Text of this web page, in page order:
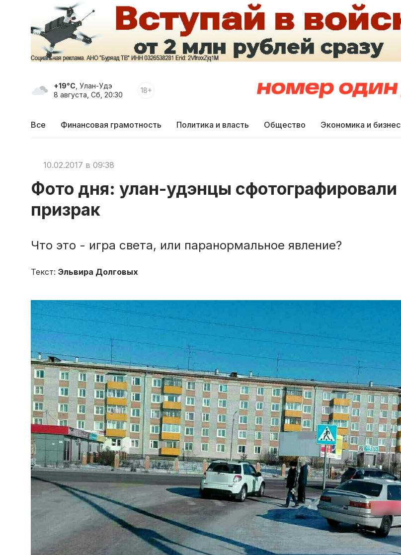
+19°C , Улан-Удэ
8 августа, Сб, 20:30
18+
Все Финансовая грамотность Политика и власть Общество Экономика и бизнес
10.02.2017 в 09:38
Фото дня: улан-удэнцы сфотографировали
призрак
Что это - игра света, или паранормальное явление?
Текст: Эльвира Долговых